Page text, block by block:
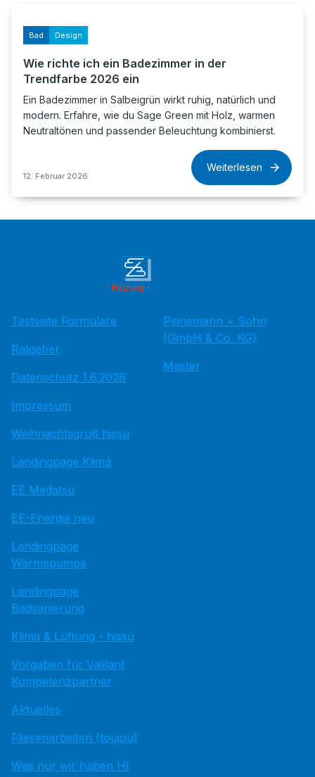
Bad Design
Wie richte ich ein Badezimmer in der
Trendfarbe 2026 ein
Ein Badezimmer in Salbeigrün wirkt ruhig, natürlich und
modern. Erfahre, wie du Sage Green mit Holz, warmen
Neutraltönen und passender Beleuchtung kombinierst.
12. Februar 2026
Weiterlesen
Testseite Formulare
Ratgeber
Datenschutz 1.6.2026
Impressum
Weihnachtsgruß hissu
Landingpage Klima
EE Medatsu
EE-Energie neu
Landingpage
Wärmepumpe
Landingpage
Badsanierung
Klima & Lüftung - hissu
Vorgaben für Vaillant
Kompetenzpartner
Aktuelles
Fliesenarbeiten (toujou)
Was nur wir haben HI
Peinemann + Sohn
(GmbH & Co. KG)
Master